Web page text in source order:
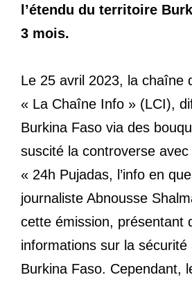
l’étendu du territoire
3 mois.
Le 25 avril 2023, la chaîne
« La Chaîne Info » (LCI),
Burkina Faso via des
suscité la controverse avec
« 24h Pujadas, l’info en
journaliste Abnousse
cette émission, présentant
informations sur la sécurité
Burkina Faso. Cependant,